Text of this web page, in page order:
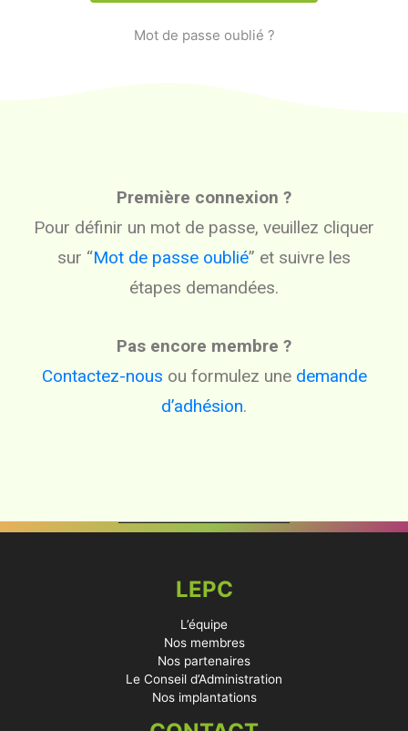
Mot de passe oublié ?
Première connexion ?
Pour définir un mot de passe, veuillez cliquer
sur “Mot de passe oublié” et suivre les
étapes demandées.
Pas encore membre ?
Contactez-nous ou formulez une demande
d’adhésion.
LEPC
L’équipe
Nos membres
Nos partenaires
Le Conseil d’Administration
Nos implantations